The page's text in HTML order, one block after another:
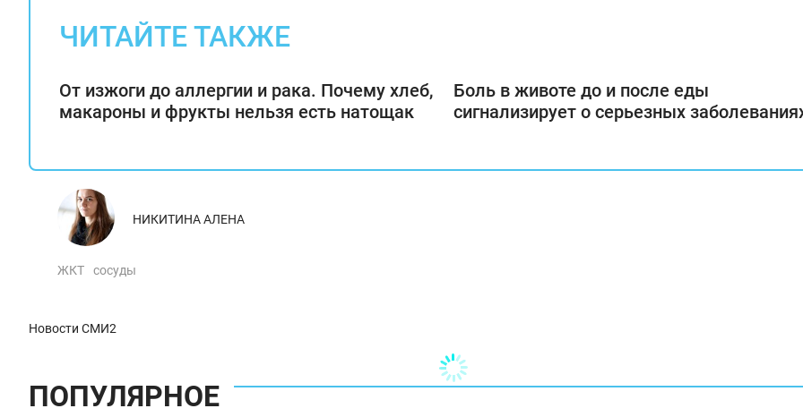
ЧИТАЙТЕ ТАКЖЕ
От изжоги до аллергии и рака. Почему хлеб,
макароны и фрукты нельзя есть натощак
Боль в животе до и после еды
сигнализирует о серьезных
НИКИТИНА АЛЕНА
ЖКТ сосуды
Новости СМИ2
ПОПУЛЯРНОЕ